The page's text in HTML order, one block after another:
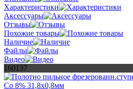
Характеристики
Аксессуары
Отзывы
Похожие товары
Наличие
Файлы
Видео
160137